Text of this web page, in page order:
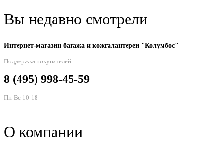
Вы недавно смотрели
Интернет-магазин багажа и кожгалантереи "Колумбос"
Поддержка покупателей
8 (495) 998-45-59
Пн-Вс 10-18
О компании